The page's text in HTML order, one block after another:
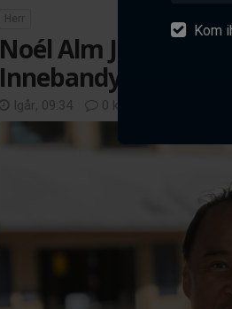
Kom
Herr
Noél Alm
Innebandys
Igår, 09:34 0 kommentarer